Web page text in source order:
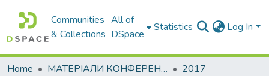
Communities
& Collections
All of
DSpace
Statistics Log In
Home МАТЕРІАЛИ КОНФЕРЕНЦІЙ
2017